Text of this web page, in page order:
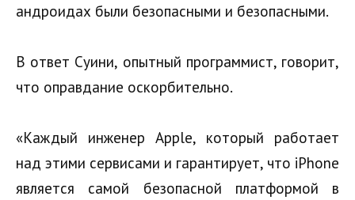
андроидах были безопасными и безопасными.
В ответ Суини, опытный программист, говорит,
что оправдание оскорбительно.
«Каждый инженер Apple, который работает
над этими сервисами и гарантирует, что iPhone
является самой безопасной платформой в